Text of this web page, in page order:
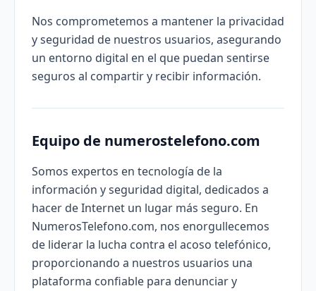
Nos comprometemos a mantener la privacidad
y seguridad de nuestros usuarios, asegurando
un entorno digital en el que puedan sentirse
seguros al compartir y recibir información.
Equipo de numerostelefono.com
Somos expertos en tecnología de la
información y seguridad digital, dedicados a
hacer de Internet un lugar más seguro. En
NumerosTelefono.com, nos enorgullecemos
de liderar la lucha contra el acoso telefónico,
proporcionando a nuestros usuarios una
plataforma confiable para denunciar y